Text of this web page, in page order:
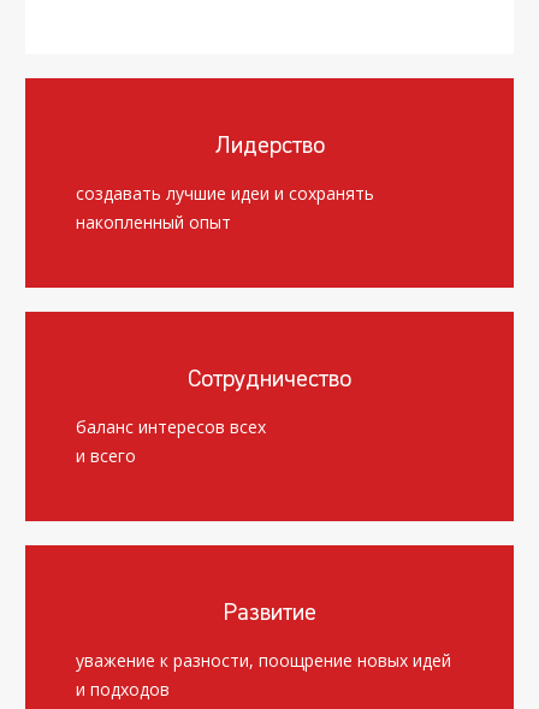
Лидерство
создавать лучшие идеи и сохранять
накопленный опыт
Сотрудничество
баланс интересов всех
и всего
Развитие
уважение к разности, поощрение новых идей
и подходов